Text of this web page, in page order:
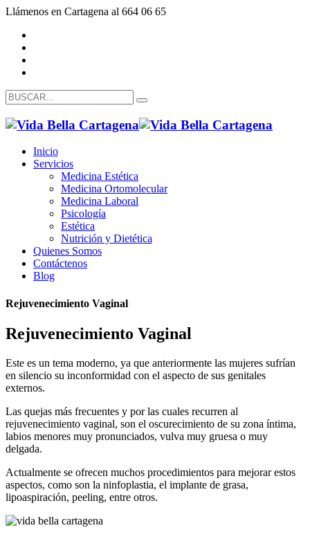
Llámenos en Cartagena al 664 06 65
Inicio
Servicios
Medicina Estética
Medicina Ortomolecular
Medicina Laboral
Psicología
Estética
Nutrición y Dietética
Quienes Somos
Contáctenos
Blog
Rejuvenecimiento Vaginal
Rejuvenecimiento Vaginal
Este es un tema moderno, ya que anteriormente las mujeres sufrían
en silencio su inconformidad con el aspecto de sus genitales
externos.
Las quejas más frecuentes y por las cuales recurren al
rejuvenecimiento vaginal, son el oscurecimiento de su zona íntima,
labios menores muy pronunciados, vulva muy gruesa o muy
delgada.
Actualmente se ofrecen muchos procedimientos para mejorar estos
aspectos, como son la ninfoplastia, el implante de grasa,
lipoaspiración, peeling, entre otros.